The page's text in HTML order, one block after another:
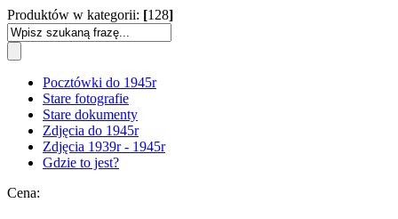
Produktów w kategorii: [128]
Pocztówki do 1945r
Stare fotografie
Stare dokumenty
Zdjęcia do 1945r
Zdjęcia 1939r - 1945r
Gdzie to jest?
Cena: